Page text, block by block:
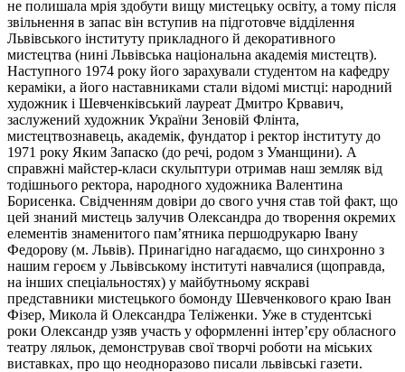
не полишала мрія здобути вищу мистецьку освіту, а тому після
звільнення в запас він вступив на підготовче відділення
Львівського інституту прикладного й декоративного
мистецтва (нині Львівська національна академія мистецтв).
Наступного 1974 року його зарахували студентом на кафедру
кераміки, а його наставниками стали відомі мистці: народний
художник і Шевченківський лауреат Дмитро Крвавич,
заслужений художник України Зеновій Флінта,
мистецтвознавець, академік, фундатор і ректор інституту до
1971 року Яким Запаско (до речі, родом з Уманщини). А
справжні майстер-класи скульптури отримав наш земляк від
тодішнього ректора, народного художника Валентина
Борисенка. Свідченням довіри до свого учня став той факт, що
цей знаний мистець залучив Олександра до творення окремих
елементів знаменитого пам’ятника першодрукарю Івану
Федорову (м. Львів). Принагідно нагадаємо, що синхронно з
нашим героєм у Львівському інституті навчалися (щоправда,
на інших спеціальностях) у майбутньому яскраві
представники мистецького бомонду Шевченкового краю Іван
Фізер, Микола й Олександра Теліженки. Уже в студентські
роки Олександр узяв участь у оформленні інтер’єру обласного
театру ляльок, демонстрував свої творчі роботи на міських
виставках, про що неодноразово писали львівські газети.